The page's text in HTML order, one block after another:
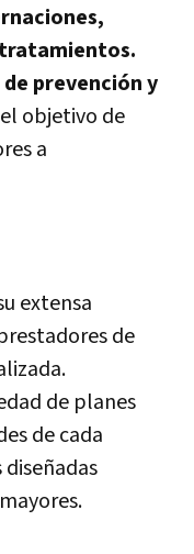
prevención y
objetivo de
a
extensa
de
de planes
de cada